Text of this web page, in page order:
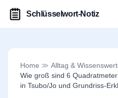
Schlüsselwort-Notiz
Home ≫ Alltag &
Wie groß sind 6
in Tsubo/Jo und Grundriss-